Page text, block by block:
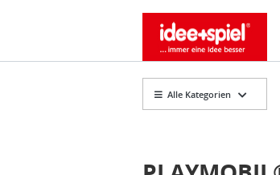
Alle Kategorien